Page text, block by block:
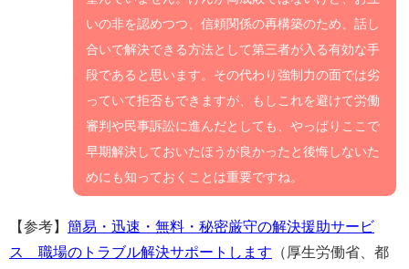
いの非を認めつつ、信頼関係の再構築のため、話し
合いで解決できる方法として第三者が入る有効な手
段であると思います。その代わり強制力の面では劣
っていて拒否もできますが、もしこれを避けて労働
審判や民事訴訟に進んだとしても、やっぱりここで
早期解決しておいたほうが良かったと後悔しないた
めにも知っておくことは重要ですね。
【参考】 簡易・迅速・無料・秘密厳守の解決援助サービ
ス 職場のトラブル解決サポートします （厚生労働省、都